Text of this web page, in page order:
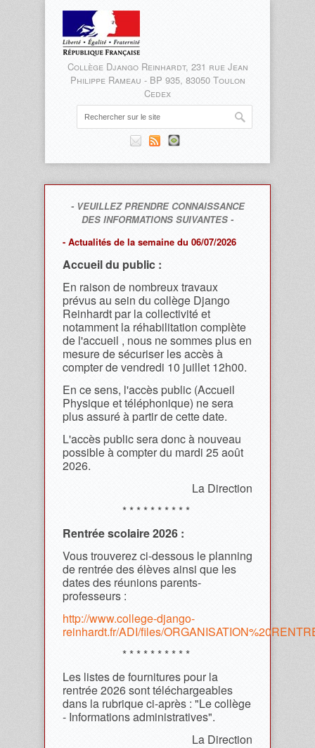
Collège Django Reinhardt, 231 rue Jean
Philippe Rameau - BP 935, 83050 Toulon
Cedex
- VEUILLEZ PRENDRE CONNAISSANCE
DES INFORMATIONS SUIVANTES -
- Actualités de la semaine du 06/07/2026
Accueil du public :
En raison de nombreux travaux
prévus au sein du collège Django
Reinhardt par la collectivité et
notamment la réhabilitation complète
de l'accueil , nous ne sommes plus en
mesure de sécuriser les accès à
compter de vendredi 10 juillet 12h00.
En ce sens, l'accès public (Accueil
Physique et téléphonique) ne sera
plus assuré à partir de cette date.
L'accès public sera donc à nouveau
possible à compter du mardi 25 août
2026.
La Direction
* * * * * * * * * *
Rentrée scolaire 2026 :
Vous trouverez ci-dessous le planning
de rentrée des élèves ainsi que les
dates des réunions parents-
professeurs :
http://www.college-django-
reinhardt.fr/ADI/files/
* * * * * * * * * *
Les listes de fournitures pour la
rentrée 2026 sont téléchargeables
dans la rubrique ci-après : "Le collège
- Informations administratives".
La Direction